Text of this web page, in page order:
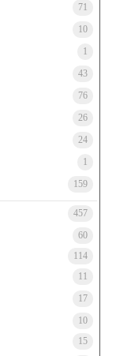
71
10
1
43
76
26
24
1
159
457
60
114
11
17
10
15